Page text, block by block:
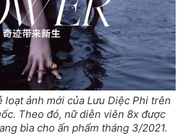
loạt ảnh mới của Lưu Diệc Phi trên
Theo đó, nữ diễn viên 8x được
bìa cho ấn phẩm tháng 3/2021.